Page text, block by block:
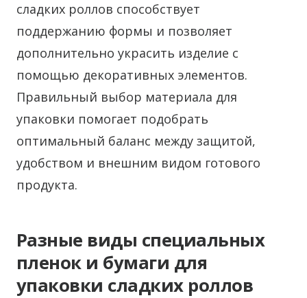
сладких роллов способствует
поддержанию формы и позволяет
дополнительно украсить изделие с
помощью декоративных элементов.
Правильный выбор материала для
упаковки помогает подобрать
оптимальный баланс между защитой,
удобством и внешним видом готового
продукта.
Разные виды специальных
пленок и бумаги для
упаковки сладких роллов